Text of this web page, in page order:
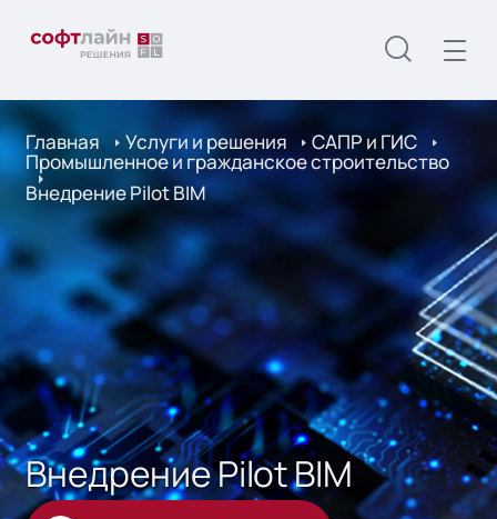
Главная Услуги и решения САПР и ГИС
Промышленное и гражданское строительство
Внедрение Pilot BIM
Внедрение Pilot BIM